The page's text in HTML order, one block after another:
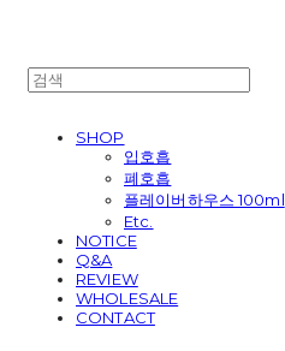
SHOP
입호흡
폐호흡
플레이버하우스 100ml
Etc.
NOTICE
Q&A
REVIEW
WHOLESALE
CONTACT